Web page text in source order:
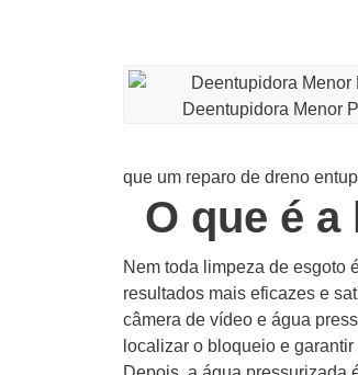
Deentupidora Menor
que um reparo de dreno
O que é
Nem toda limpeza de esgoto
resultados mais eficazes e
câmera de vídeo e água
localizar o bloqueio e